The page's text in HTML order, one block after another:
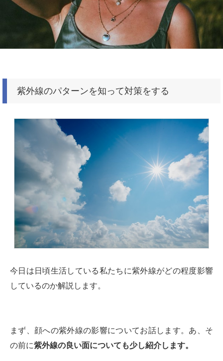
紫外線のパターンを知って対策をする
今日は日頃生活している私たちに紫外線がどの程度影響
しているのか解説します。
まず、顔への紫外線の影響についてお話します。あ、 そ
の前に紫外線の良い面についても少し紹介します。